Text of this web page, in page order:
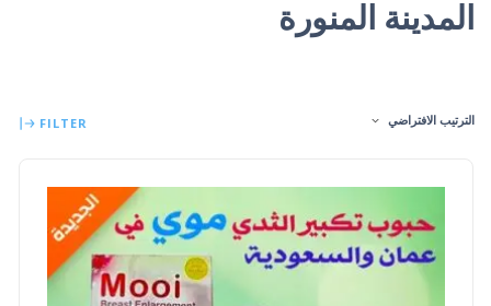
المدينة المنورة
الترتيب الافتراضي FILTER